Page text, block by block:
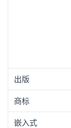
出版
商标
嵌入式